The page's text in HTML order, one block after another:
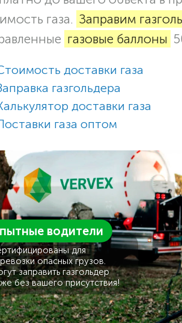
газа. Заправим
газовые баллоны
доставки газа
газгольдера
доставки газа
газа оптом
водители
для
опасных грузов.
заправить газгольдер
без вашего присутствия!